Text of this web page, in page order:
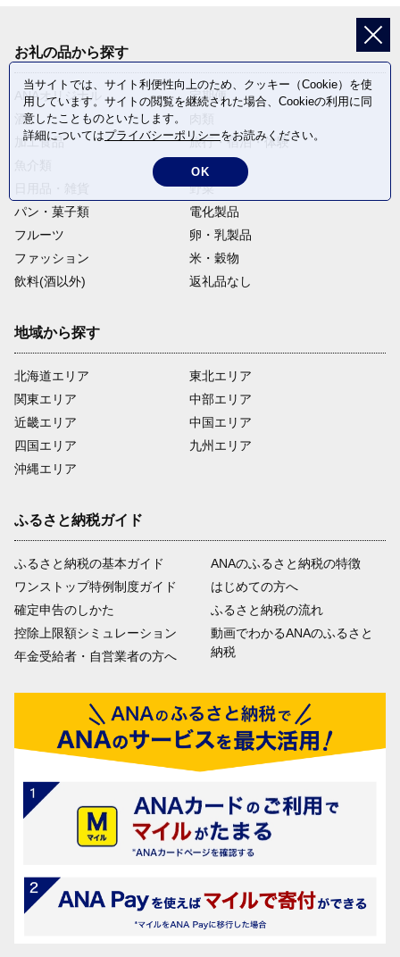
お礼の品から探す
ANAオリジナル
定期便
酒
加工食品
旅行・宿泊・体験
麺類
野菜
パン・菓子類
電化製品
フルーツ
卵・乳製品
ファッション
米・穀物
飲料(酒以外)
返礼品なし
地域から探す
北海道エリア
関東エリア
近畿エリア
四国エリア
沖縄エリア
東北エリア
中部エリア
中国エリア
九州エリア
ふるさと納税ガイド
ふるさと納税の基本ガイド
ワンストップ特例制度ガイド
確定申告のしかた
控除上限額シミュレーション
年金受給者・自営業者の方へ
ANAのふるさと納税の特徴
はじめての方へ
ふるさと納税の流れ
動画でわかるANAのふるさと
納税
当サイトでは、サイト利便性向上のため、クッキー（Cookie）を使
用しています。サイトの閲覧を継続された場合、Cookieの利用に同
意したことものといたします。
詳細についてはプライバシーポリシーをお読みください。
OK